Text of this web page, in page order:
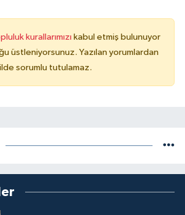
kurallarımızı kabul etmiş bulunuyor
üstleniyorsunuz. Yazılan yorumlardan
sorumlu tutulamaz.